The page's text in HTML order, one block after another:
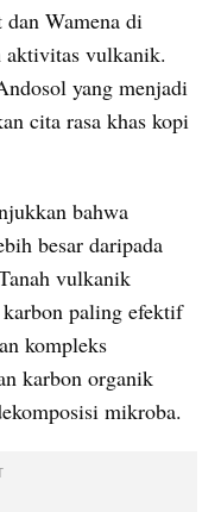
Wamena di
aktivitas vulkanik.
yang menjadi
cita rasa khas kopi
bahwa
besar daripada
vulkanik
karbon paling efektif
kompleks
karbon organik
mikroba.